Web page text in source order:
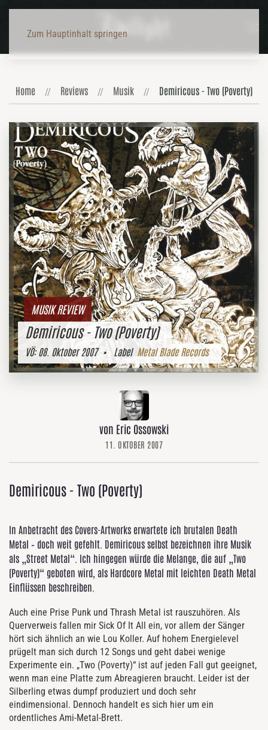
Zum Hauptinhalt springen
Home Reviews Musik Demiricous - Two (Poverty)
MUSIK REVIEW
Demiricous - Two (Poverty)
VÖ:08. Oktober 2007• Label Metal Blade Records
von Eric Ossowski
11. OKTOBER 2007
Demiricous - Two (Poverty)
In Anbetracht des Covers-Artworks erwartete ich brutalen Death
Metal – doch weit gefehlt. Demiricous selbst bezeichnen ihre Musik
als „Street Metal“. Ich hingegen würde die Melange, die auf „Two
(Poverty)“ geboten wird, als Hardcore Metal mit leichten Death Metal
Einflüssen beschreiben.
Auch eine Prise Punk und Thrash Metal ist rauszuhören. Als
Querverweis fallen mir Sick Of It All ein, vor allem der Sänger
hört sich ähnlich an wie Lou Koller. Auf hohem Energielevel
prügelt man sich durch 12 Songs und geht dabei wenige
Experimente ein. „Two (Poverty)“ ist auf jeden Fall gut geeignet,
wenn man eine Platte zum Abreagieren braucht. Leider ist der
Silberling etwas dumpf produziert und doch sehr
eindimensional. Dennoch handelt es sich hier um ein
ordentliches Ami-Metal-Brett.